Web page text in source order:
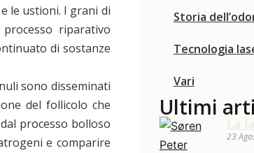
le ustioni. I grani di
riparativo
di sostanze
sono disseminati
del follicolo che
processo bolloso
e comparire
Storia
Tecnologia
Vari
Ultimi
La
23